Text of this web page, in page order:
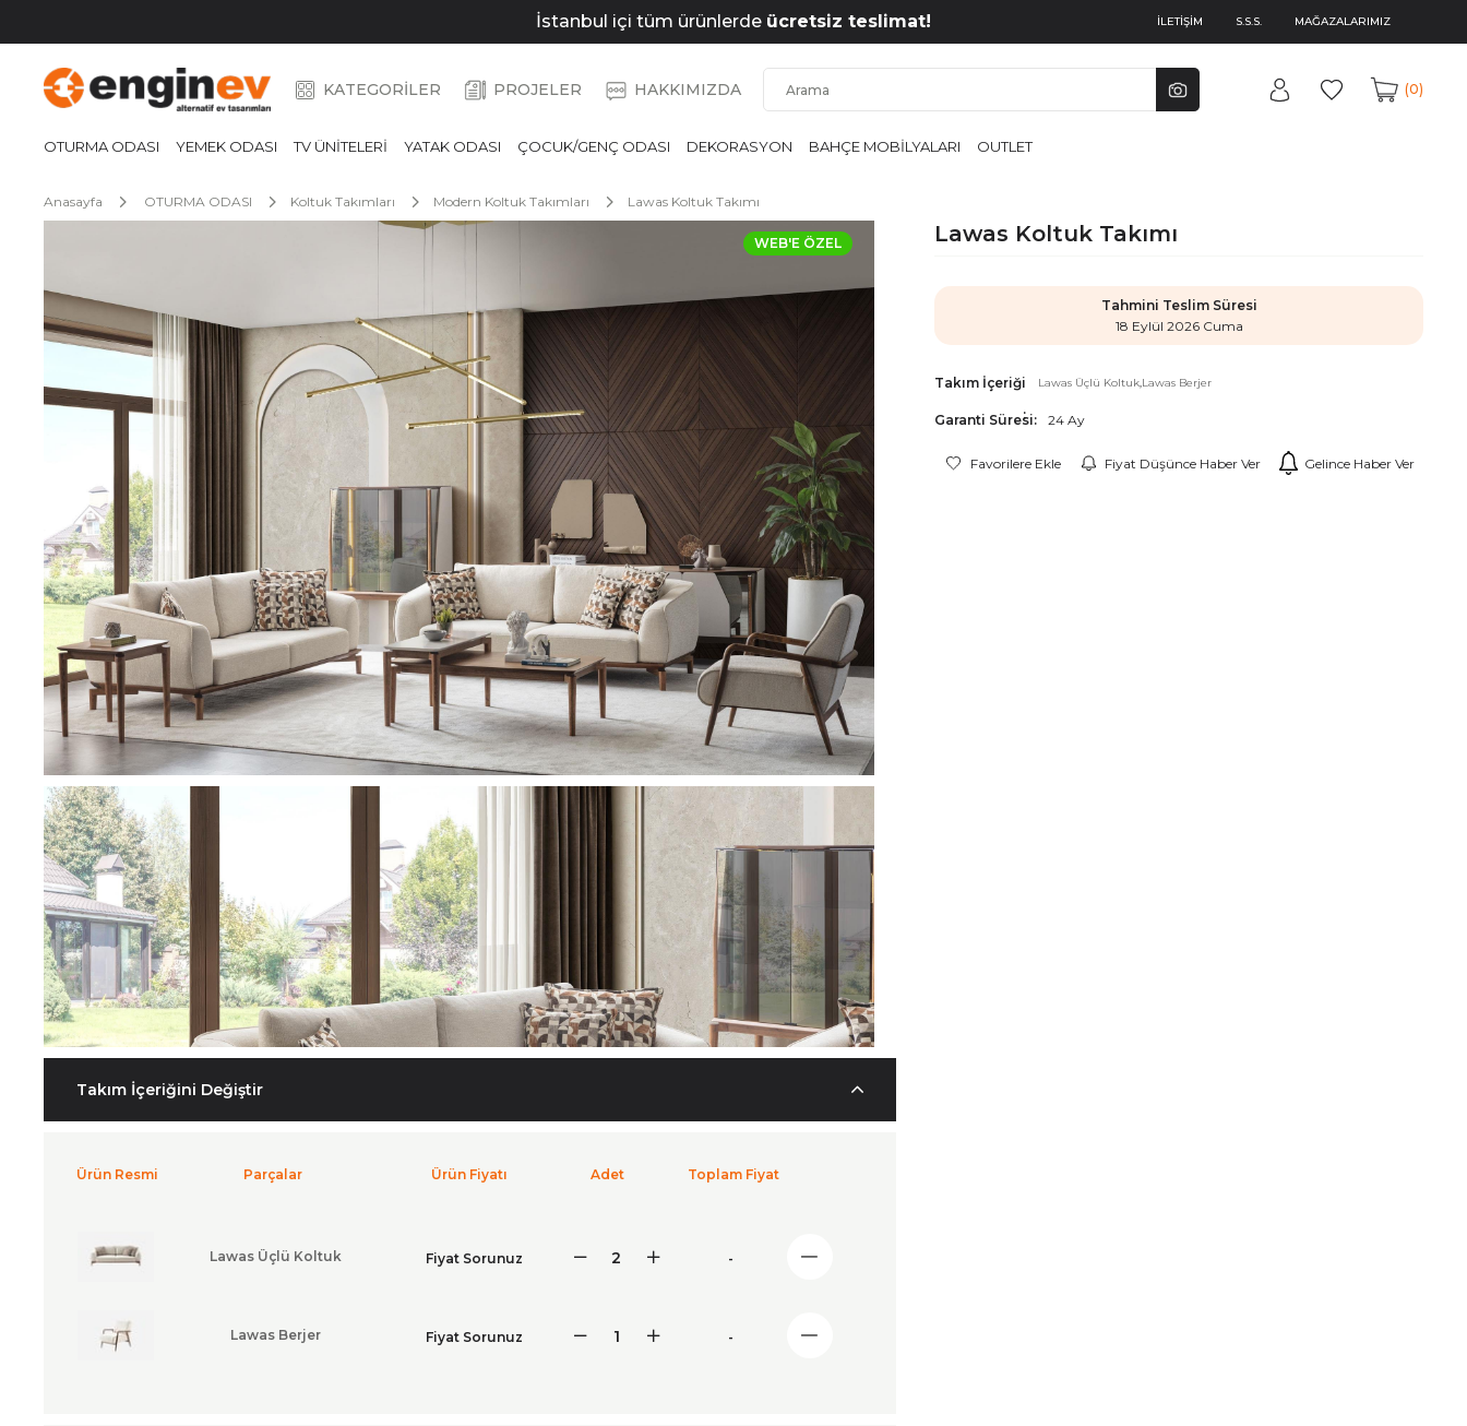
İstanbul içi tüm ürünlerde ücretsiz teslimat! İLETİŞİM S.S.S. MAĞAZALARIMIZ
KATEGORİLER PROJELER HAKKIMIZDA 0
OTURMA ODASI YEMEK ODASI TV ÜNİTELERİ YATAK ODASI ÇOCUK/GENÇ ODASI DEKORASYON BAHÇE MOBİLYALARI OUTLET
Anasayfa OTURMA ODASI Koltuk Takımları Modern Koltuk Takımları Lawas Koltuk Takımı
WEB'E ÖZEL Lawas Koltuk Takımı
Tahmini Teslim Süresi
18 Eylül 2026 Cuma
Takım İçeriği Lawas Üçlü Koltuk Lawas Berjer
Garanti Süresi: 24 Ay
Favorilere Ekle Fiyat Düşünce Haber Ver Gelince Haber Ver
Takım İçeriğini Değiştir
Parçalar
Ürün Resmi Ürün Fiyatı Adet Toplam Fiyat
Lawas Üçlü Koltuk Fiyat Sorunuz -
Lawas Berjer Fiyat Sorunuz -